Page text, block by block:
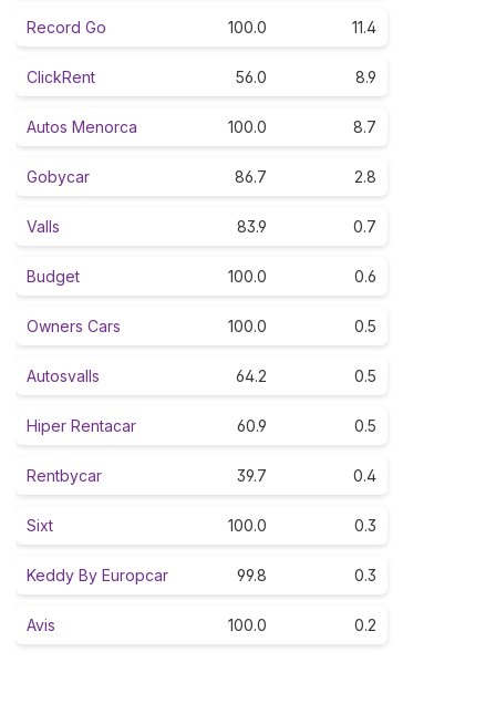
Record Go 100.0 11.4
ClickRent 56.0 8.9
Autos Menorca 100.0 8.7
Gobycar 86.7 2.8
Valls 83.9 0.7
Budget 100.0 0.6
Owners Cars 100.0 0.5
Autosvalls 64.2 0.5
Hiper Rentacar 60.9 0.5
Rentbycar 39.7 0.4
Sixt 100.0 0.3
Keddy By Europcar 99.8 0.3
Avis 100.0 0.2